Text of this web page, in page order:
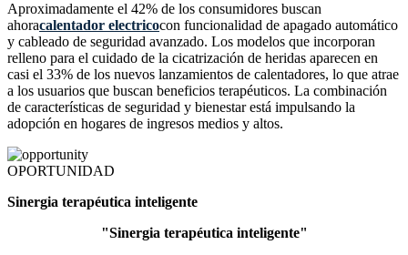
Aproximadamente el 42% de los consumidores buscan
ahoracalentador electricocon funcionalidad de apagado automático
y cableado de seguridad avanzado. Los modelos que incorporan
relleno para el cuidado de la cicatrización de heridas aparecen en
casi el 33% de los nuevos lanzamientos de calentadores, lo que atrae
a los usuarios que buscan beneficios terapéuticos. La combinación
de características de seguridad y bienestar está impulsando la
adopción en hogares de ingresos medios y altos.
OPORTUNIDAD
Sinergia terapéutica inteligente
"Sinergia terapéutica inteligente"